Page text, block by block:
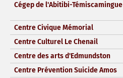
Cégep de l'Abitibi-Témiscamingue
Centre Civique Mémorial
Centre Culturel Le Chenail
Centre des arts d'Edmundston
Centre Prévention Suicide Amos